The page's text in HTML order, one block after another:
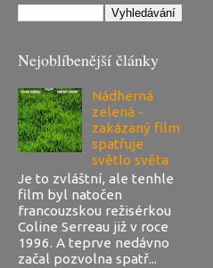
Nejoblíbenější články
Nádherná
zelená -
zakázaný film
spatřuje
světlo světa
Je to zvláštní, ale tenhle
film byl natočen
francouzskou režisérkou
Coline Serreau již v roce
1996. A teprve nedávno
začal pozvolna spatř...